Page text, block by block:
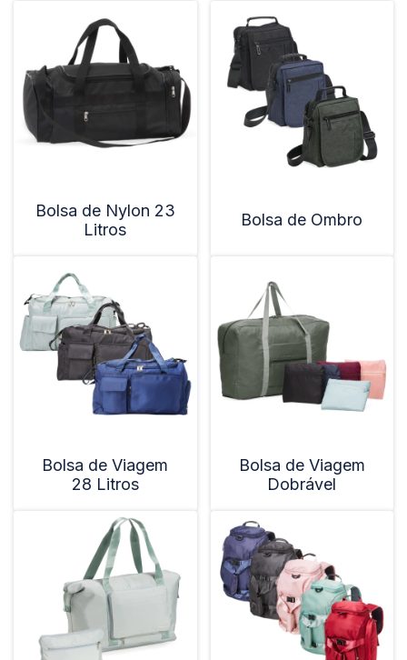
Bolsa de Nylon 23
Litros
Bolsa de Ombro
Bolsa de Viagem
28 Litros
Bolsa de Viagem
Dobrável